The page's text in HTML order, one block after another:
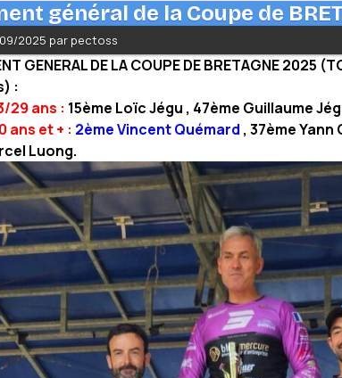
général de la Coupe de
2025 par pectoss
GENERAL DE LA COUPE DE BRETAGNE 2025
:
29 ans : 15ème Loïc Jégu , 47ème Guillaume
ans et + : 2ème Vincent Quémard , 37ème
Luong.